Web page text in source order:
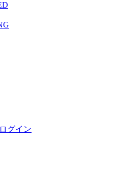
ログイン